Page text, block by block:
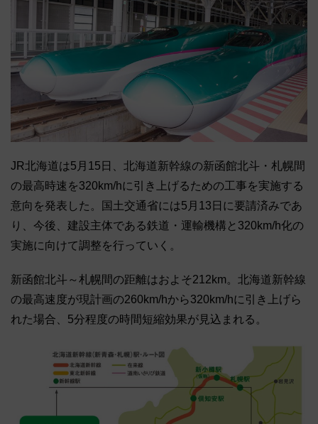
JR北海道は5月15日、北海道新幹線の新函館北斗・札幌間
の最高時速を320km/hに引き上げるための工事を実施する
意向を発表した。国土交通省には5月13日に要請済みであ
り、今後、建設主体である鉄道・運輸機構と320km/h化の
実施に向けて調整を行っていく。
新函館北斗～札幌間の距離はおよそ212km。北海道新幹線
の最高速度が現計画の260km/hから320km/hに引き上げら
れた場合、5分程度の時間短縮効果が見込まれる。